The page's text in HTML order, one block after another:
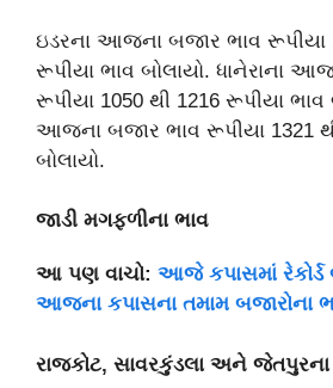
ઇડરના આજના બજાર ભાવ રૂપીયા
રૂપીયા ભાવ બોલાયો. ધાનેરાના
રૂપીયા 1050 થી 1216 રૂપીયા ભાવ
આજના બજાર ભાવ રૂપીયા 1321
બોલાયો.
જાડી મગફળીના ભાવ
આ પણ વાચો: આજે કપાસમાં
આજના કપાસના તમામ બજારોના
રાજકોટ, સાવરકુંડલા અને જેતપુરના